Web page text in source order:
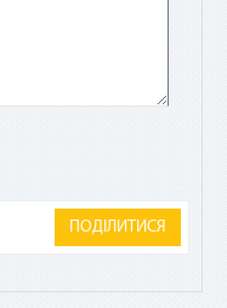
ПОДІЛИТИСЯ